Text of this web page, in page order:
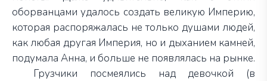
оборванцами удалось создать великую Империю,
которая распоряжалась не только душами людей,
как любая другая Империя, но и дыханием камней,
подумала Анна, и больше не появлялась на рынке.
Грузчики посмеялись над девочкой (в